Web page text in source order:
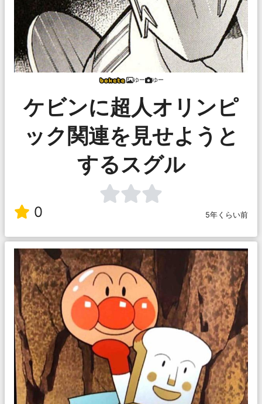
ゆー ゆー
ケビンに超人オリンピ
ック関連を見せようと
するスグル
0 5年くらい前